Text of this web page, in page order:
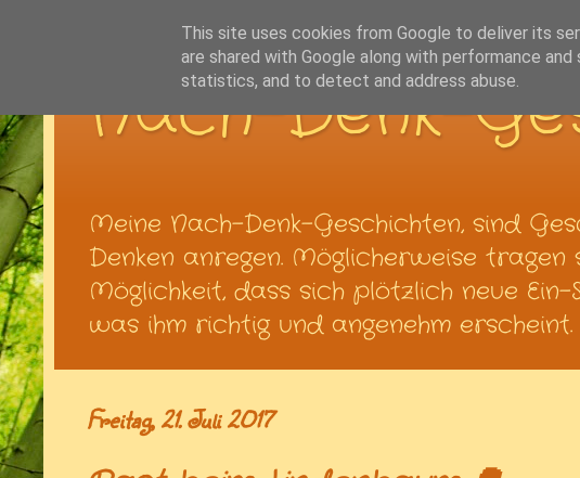
Nach-Denk-
Meine Nach-Denk-Geschichten, sind
Denken anregen. Möglicherweise
Möglichkeit, dass sich plötzlich neue
was ihm richtig und angenehm
Freitag, 21. Juli 2017
This site uses cookies from Google to deliver its
are shared with Google along with performance
statistics, and to detect and address abuse.